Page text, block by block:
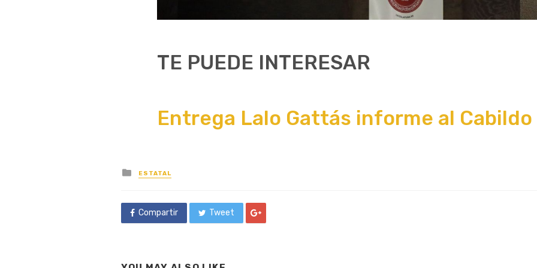
TE PUEDE INTERESAR
Entrega Lalo Gattás informe al Cabildo
Posted
in
ESTATAL
Compartir Tweet